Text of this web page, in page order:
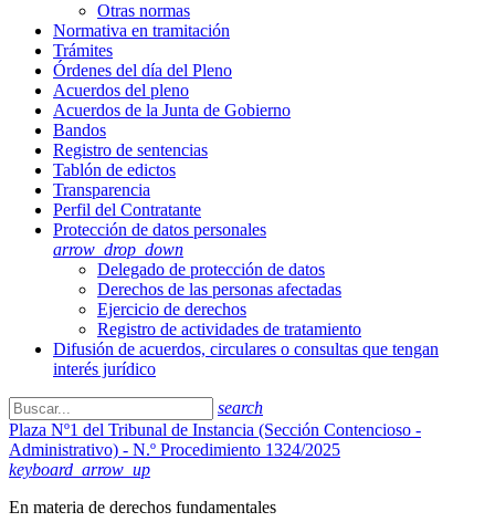
Otras normas
Normativa en tramitación
Trámites
Órdenes del día del Pleno
Acuerdos del pleno
Acuerdos de la Junta de Gobierno
Bandos
Registro de sentencias
Tablón de edictos
Transparencia
Perfil del Contratante
Protección de datos personales
arrow_drop_down
Delegado de protección de datos
Derechos de las personas afectadas
Ejercicio de derechos
Registro de actividades de tratamiento
Difusión de acuerdos, circulares o consultas que tengan
interés jurídico
search
Plaza Nº1 del Tribunal de Instancia (Sección Contencioso -
Administrativo) - N.º Procedimiento 1324/2025
keyboard_arrow_up
En materia de derechos fundamentales